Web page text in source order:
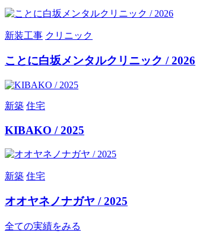
新装工事 クリニック
ことに白坂メンタルクリニック / 2026
新築 住宅
KIBAKO / 2025
新築 住宅
オオヤネノナガヤ / 2025
全ての実績をみる